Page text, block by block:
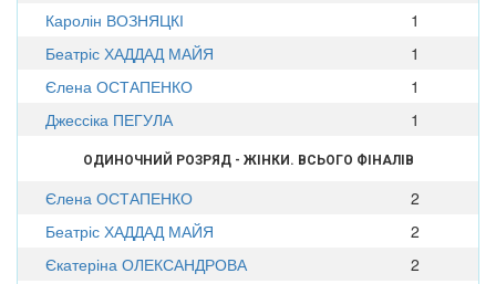
Каролін ВОЗНЯЦКІ
1
Беатріс ХАДДАД МАЙЯ
1
Єлена ОСТАПЕНКО
1
Джессіка ПЕГУЛА
1
ОДИНОЧНИЙ РОЗРЯД - ЖІНКИ. ВСЬОГО ФІНАЛІВ
Єлена ОСТАПЕНКО
2
Беатріс ХАДДАД МАЙЯ
2
Єкатеріна ОЛЕКСАНДРОВА
2